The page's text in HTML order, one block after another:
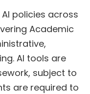
policies across
Academic
AI tools are
subject to
are required to